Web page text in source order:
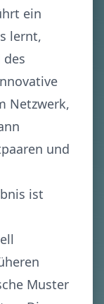
ein
lernt,
des
Netzwerk,
und
ist
Muster